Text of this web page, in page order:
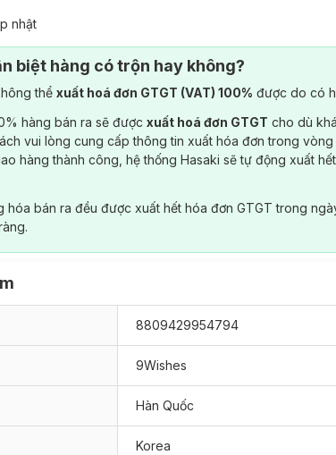
nhật
biệt hàng có trộn hay không?
thể xuất hoá đơn GTGT (VAT) 100% được do có
hàng bán ra sẽ được xuất hoá đơn GTGT cho dù
vui lòng cung cấp thông tin xuất hóa đơn trong
hàng thành công, hệ thống Hasaki sẽ tự động xuất
hóa bán ra đều được xuất hết hóa đơn GTGT trong
8809429954794
9Wishes
Hàn Quốc
Korea